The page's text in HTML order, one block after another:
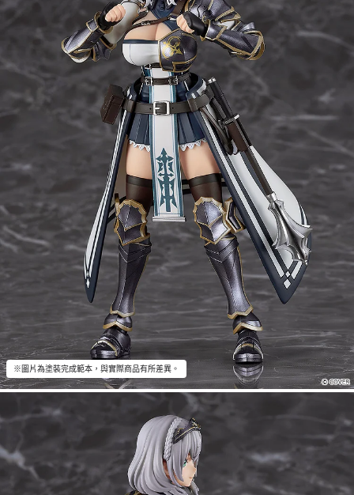
※圖片為塗裝完成範本，與實際商品有所差異。